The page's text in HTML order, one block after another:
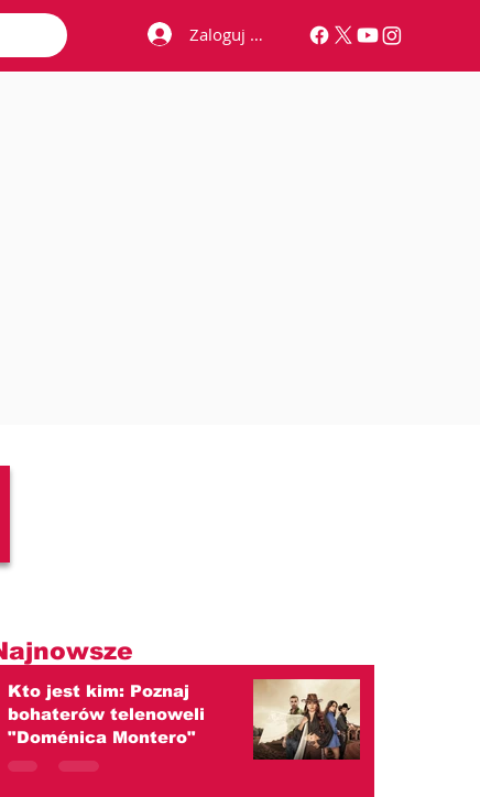
Zaloguj się
Kto jest kim: Poznaj
bohaterów telenoweli
"Doménica Montero"